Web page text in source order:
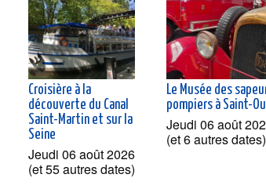
Croisière à la
découverte du Canal
Saint-Martin et sur la
Seine
Jeudi 06 août 2026
(et 55 autres dates)
Le Musée des
pompiers à Saint-
Jeudi 06 août
(et 6 autres dates)